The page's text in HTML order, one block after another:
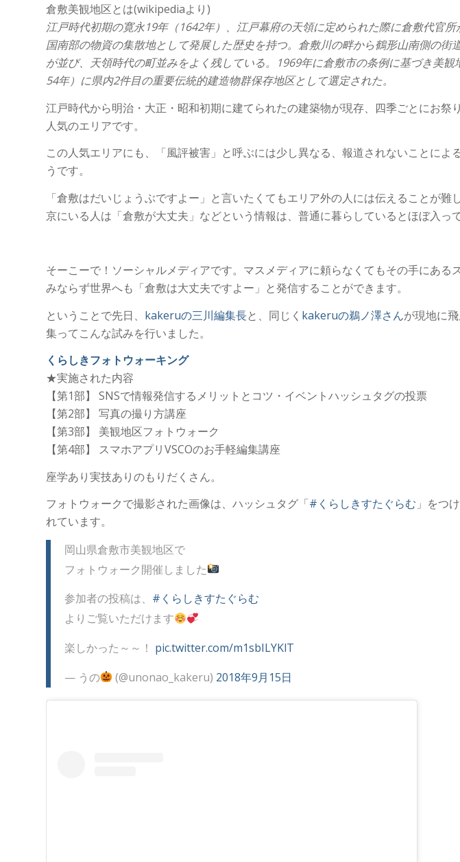
倉敷美観地区とは(wikipediaより)
江戸時代初期の寛永19年（1642年）、江戸幕府の天領に定められた際に倉敷代官
国南部の物資の集散地として発展した歴史を持つ。倉敷川の畔から鶴形山南側の街
が並び、天領時代の町並みをよく残している。1969年に倉敷市の条例に基づき美
54年）に県内2件目の重要伝統的建造物群保存地区として選定された。
江戸時代から明治・大正・昭和初期に建てられたの建築物が現存、四季ごとにお祭
人気のエリアです。
この人気エリアにも、「風評被害」と呼ぶには少し異なる、報道されないことによ
うです。
「倉敷はだいじょうぶですよー」と言いたくてもエリア外の人には伝えることが難
京にいる人は「倉敷が大丈夫」などという情報は、普通に暮らしているとほぼ入って
そーこーで！ソーシャルメディアです。マスメディアに頼らなくてもその手にある
みならず世界へも「倉敷は大丈夫ですよー」と発信することができます。
ということで先日、 kakeruの三川編集長と、同じく kakeruの鵜ノ澤さんが現地に
集ってこんな試みを行いました。
くらしきフォトウォーキング
★実施された内容
【第1部】 SNSで情報発信するメリットとコツ・イベントハッシュタグの投票
【第2部】 写真の撮り方講座
【第3部】 美観地区フォトウォーク
【第4部】 スマホアプリVSCOのお手軽編集講座
座学あり実技ありのもりだくさん。
フォトウォークで撮影された画像は、ハッシュタグ「#くらしきすたぐらむ 」をつ
れています。
岡山県倉敷市美観地区で
フォトウォーク開催しました
参加者の投稿は、 #くらしきすたぐらむ
よりご覧いただけます
楽しかった～～！ pic.twitter.com/m1sbILYKlT
— うの
(@unonao_kakeru) 2018年9月15日